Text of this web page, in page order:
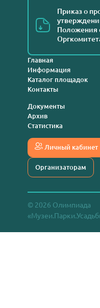
Приказ о
Положения
Главная
Информация
Каталог площадок
Контакты
Документы
Архив
Статистика
Личный кабинет
Организаторам
© 2026 Олимпиада